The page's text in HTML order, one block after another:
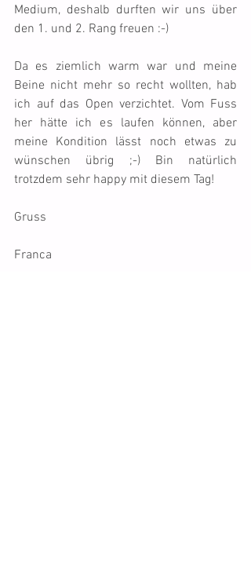
Medium, deshalb durften wir uns über
den 1. und 2. Rang freuen :-)
Da es ziemlich warm war und meine
Beine nicht mehr so recht wollten, hab
ich auf das Open verzichtet. Vom Fuss
her hätte ich es laufen können, aber
meine Kondition lässt noch etwas zu
wünschen übrig ;-) Bin natürlich
trotzdem sehr happy mit diesem Tag!
Gruss
Franca